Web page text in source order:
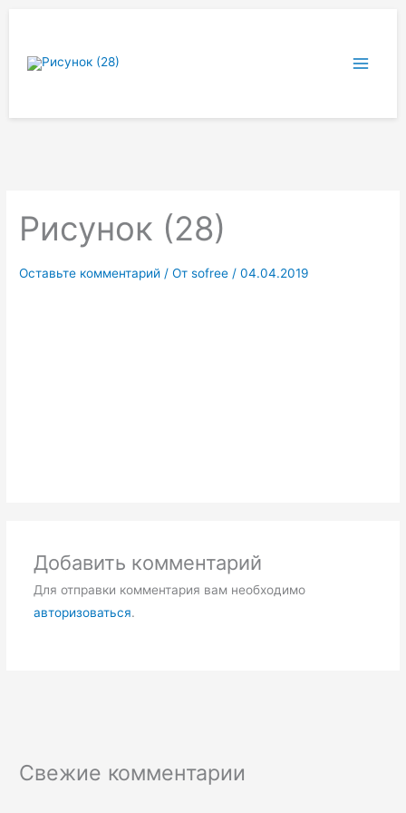
содержимому
Рисунок (28)
Оставьте комментарий / Отsofree /04.04.2019
Добавить комментарий
Для отправки комментария вам необходимо
авторизоваться.
Свежие комментарии